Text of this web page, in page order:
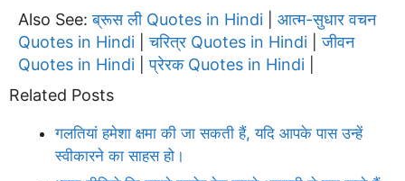
Also See:ब्रूस ली Quotes in Hindi
आत्म-सुधार वचन
Quotes in Hindi |चरित्र Quotes in Hindi |जीवन
Quotes in Hindi |प्रेरक Quotes in Hindi
Related Posts
गलतियां हमेशा क्षमा की जा सकती हैं, यदि आपके पास उन्हें
स्वीकारने का साहस हो।